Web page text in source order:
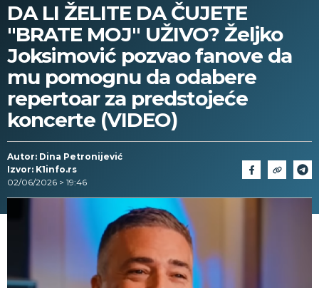
DA LI ŽELITE DA ČUJETE
"BRATE MOJ" UŽIVO? Željko
Joksimović pozvao fanove da
mu pomognu da odabere
repertoar za predstojeće
koncerte (VIDEO)
Autor: Dina Petronijević
Izvor: K1info.rs
02/06/2026 > 19:46